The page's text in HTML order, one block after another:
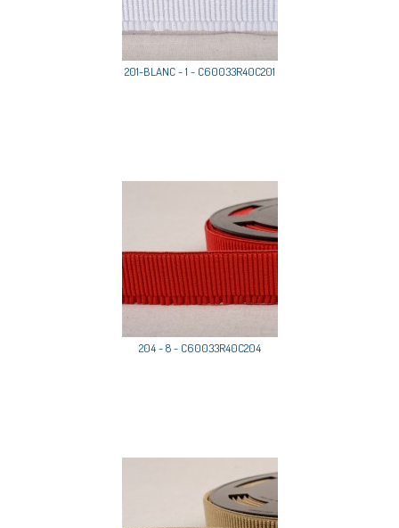
201-BLANC - 1 - C60033R40C201
204 - 8 - C60033R40C204